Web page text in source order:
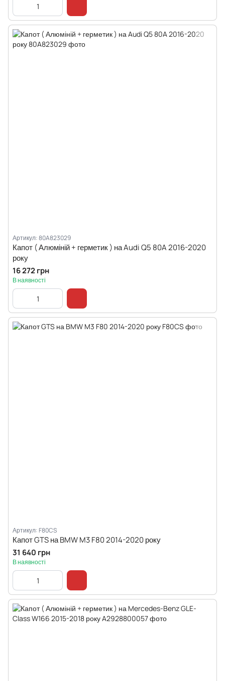
Артикул: 80A823029
Капот ( Алюміній + герметик ) на Audi Q5 80A 2016-2020
року
16 272 грн
В наявності
Артикул: F80CS
Капот GTS на BMW M3 F80 2014-2020 року
31 640 грн
В наявності